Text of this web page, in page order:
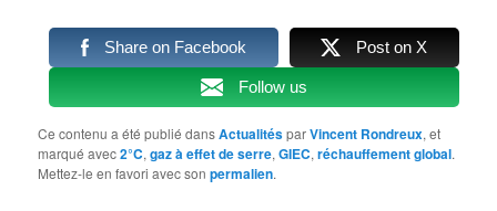
Share on Facebook Post on X
Follow us
Ce contenu a été publié dansActualitésparVincent Rondreux, et
marqué avec2°C,gaz à effet de serre,GIEC,réchauffement global.
Mettez-le en favori avec sonpermalien.